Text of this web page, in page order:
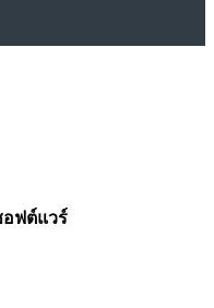
ฟต์แวร์